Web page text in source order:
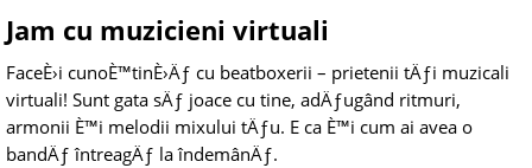
Jam cu muzicieni virtuali
FaceÈ›i cunoÈ™tinÈ›Äƒ cu beatboxerii – prietenii tÄƒi muzicali
virtuali! Sunt gata sÄƒ joace cu tine, adÄƒugând ritmuri,
armonii È™i melodii mixului tÄƒu. E ca È™i cum ai avea o
bandÄƒ întreagÄƒ la îndemânÄƒ.